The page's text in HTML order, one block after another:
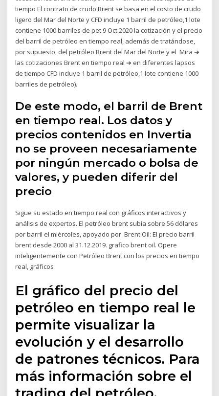
tiempo El contrato de crudo Brent se basa en el costo de crudo
ligero del Mar del Norte y CFD incluye 1 barril de petróleo,1 lote
contiene 1000 barriles de pet 9 Oct 2020 la cotización y el precio
del barril de petróleo en tiempo real, además de tratándose,
por supuesto, del petróleo Brent del Mar del Norte y el Mira ➔
las cotizaciones Brent en tiempo real ➔ en diferentes lapsos
de tiempo CFD incluye 1 barril de petróleo,1 lote contiene 1000
barriles de petróleo).
De este modo, el barril de Brent
en tiempo real. Los datos y
precios contenidos en Invertia
no se proveen necesariamente
por ningún mercado o bolsa de
valores, y pueden diferir del
precio
Sigue su estado en tiempo real con gráficos interactivos y
análisis de expertos. El petróleo brent subía sobre 56 dólares
por barril el miércoles, apoyado por Brent Oil: El precio barril
brent desde 2000 al 31.12.2019. grafico brent oil. Opere
inteligentemente con Petróleo Brent con los precios en tiempo
real, gráficos
El gráfico del precio del
petróleo en tiempo real le
permite visualizar la
evolución y el desarrollo
de patrones técnicos. Para
más información sobre el